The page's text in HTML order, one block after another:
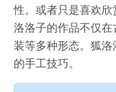
性。或者只是喜欢
洛洛子的作品不仅
装等多种形态。狐
的手工技巧。